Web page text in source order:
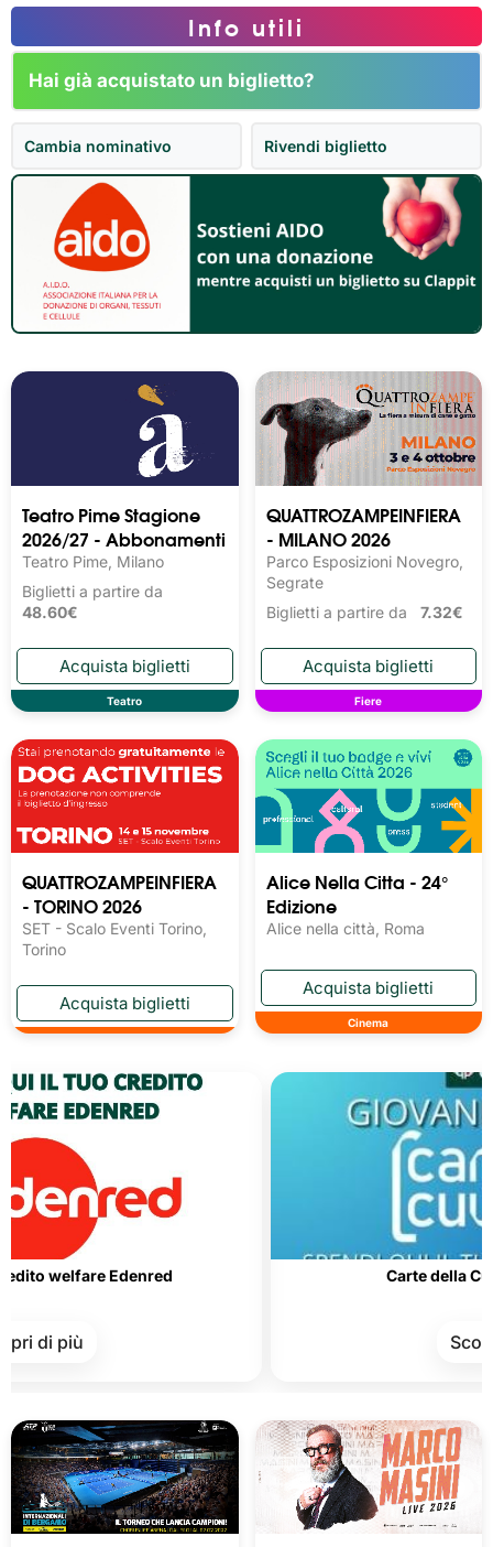
Teatro Pime Stagione
2026/27 - Abbonamenti
Teatro Pime, Milano
Biglietti a partire da
48.60€
Teatro
QUATTROZAMPEINFIERA
- MILANO 2026
Parco Esposizioni Novegro,
Segrate
Biglietti a partire da 7.32€
Fiere
QUATTROZAMPEINFIERA
- TORINO 2026
SET - Scalo Eventi Torino,
Torino
Alice Nella Citta - 24°
Edizione
Alice nella città, Roma
Cinema
Info utili
Hai già acquistato un biglietto?
Cambia nominativo Rivendi biglietto
Edenred Carte della Cultura e
Scopri di più